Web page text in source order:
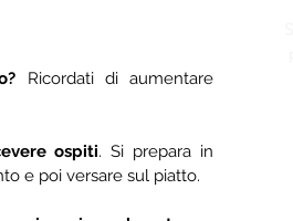
Ricordati di aumentare
ospiti. Si prepara in
e poi versare sul piatto.